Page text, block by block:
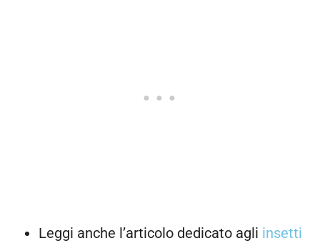
Leggi anche l’articolo dedicato agli insetti